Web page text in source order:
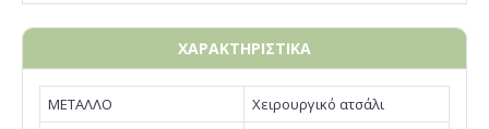
ΧΑΡΑΚΤΗΡΙΣΤΙΚΑ
ΜΕΤΑΛΛΟ
Χειρουργικό ατσάλι